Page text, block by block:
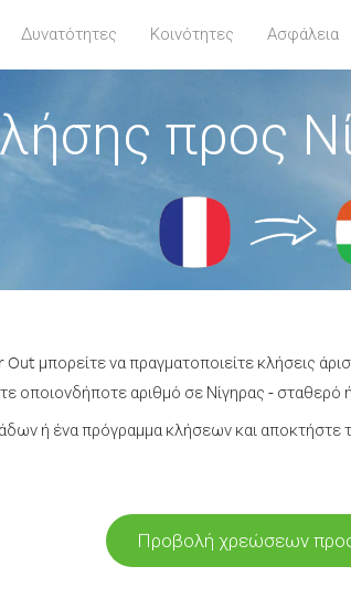
Δυνατότητες Κοινότητες Ασφάλεια
προς
μπορείτε να πραγματοποιείτε κλήσεις
οποιονδήποτε αριθμό σε Νίγηρας - σταθερό
ή ένα πρόγραμμα κλήσεων και αποκτήστε
Προβολή χρεώσεων